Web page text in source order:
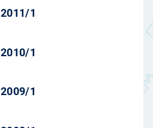
2011/1
2010/1
2009/1